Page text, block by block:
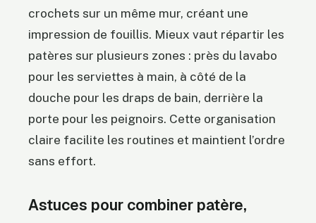
crochets sur un même mur, créant une
impression de fouillis. Mieux vaut répartir les
patères sur plusieurs zones : près du lavabo
pour les serviettes à main, à côté de la
douche pour les draps de bain, derrière la
porte pour les peignoirs. Cette organisation
claire facilite les routines et maintient l’ordre
sans effort.
Astuces pour combiner patère,